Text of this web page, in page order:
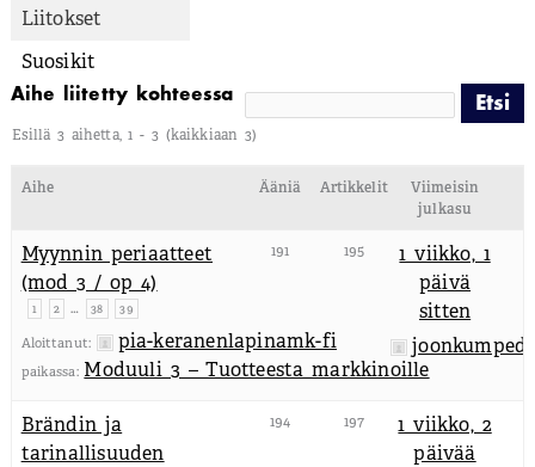
Liitokset
Suosikit
Aihe liitetty kohteessa
Esillä 3 aihetta, 1 - 3 (kaikkiaan 3)
Aihe Ääniä Artikkelit
Viimeisin
julkasu
Myynnin periaatteet
(mod 3 / op 4)
1 2 … 38 39
Aloittanut: pia-keranenlapinamk-fi
paikassa: Moduuli 3 – Tuotteesta markkinoille
191 195
1 viikko, 1
päivä
sitten
Brändin ja
tarinallisuuden
194 197
1 viikko, 2
päivää